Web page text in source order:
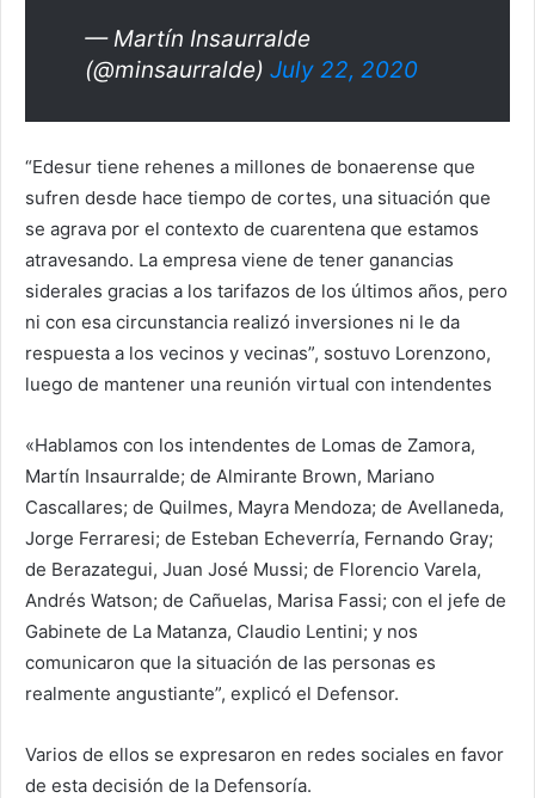
— Martín Insaurralde
(@minsaurralde) July 22, 2020
“Edesur tiene rehenes a millones de bonaerense que
sufren desde hace tiempo de cortes, una situación que
se agrava por el contexto de cuarentena que estamos
atravesando. La empresa viene de tener ganancias
siderales gracias a los tarifazos de los últimos años, pero
ni con esa circunstancia realizó inversiones ni le da
respuesta a los vecinos y vecinas”, sostuvo Lorenzono,
luego de mantener una reunión virtual con intendentes
«Hablamos con los intendentes de Lomas de Zamora,
Martín Insaurralde; de Almirante Brown, Mariano
Cascallares; de Quilmes, Mayra Mendoza; de Avellaneda,
Jorge Ferraresi; de Esteban Echeverría, Fernando Gray;
de Berazategui, Juan José Mussi; de Florencio Varela,
Andrés Watson; de Cañuelas, Marisa Fassi; con el jefe de
Gabinete de La Matanza, Claudio Lentini; y nos
comunicaron que la situación de las personas es
realmente angustiante”, explicó el Defensor.
Varios de ellos se expresaron en redes sociales en favor
de esta decisión de la Defensoría.